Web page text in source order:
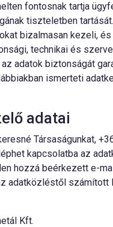
fontosnak tartja
tiszteletben
bizalmasan kezeli,
technikai és
adatok biztonságát
ismerteti
adatai
Társaságunkat,
kapcsolatba az
hozzá beérkezett e-
adatközléstől számított
Kft.